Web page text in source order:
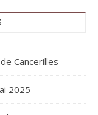
Cancerilles
2025